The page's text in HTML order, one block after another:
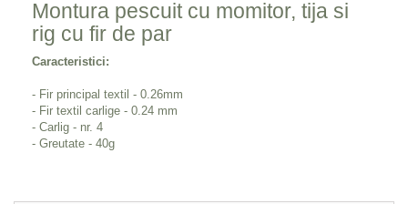
Montura pescuit cu momitor, tija si
rig cu fir de par
Caracteristici:
- Fir principal textil - 0.26mm
- Fir textil carlige - 0.24 mm
- Carlig - nr. 4
- Greutate - 40g